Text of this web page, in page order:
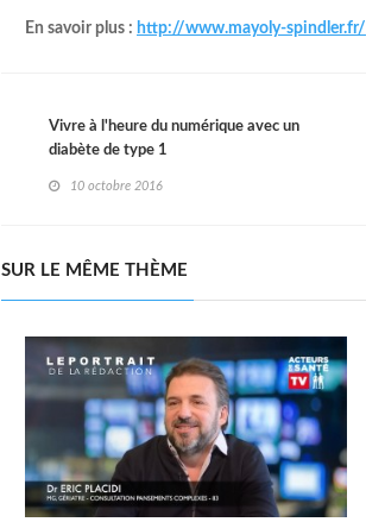
En savoir plus : http://www.mayoly-spindler.fr/
Vivre à l'heure du numérique avec un
diabète de type 1
10 octobre 2016
SUR LE MÊME THÈME